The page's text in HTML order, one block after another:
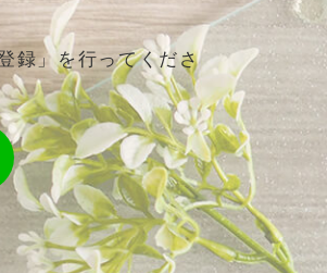
録」を行ってくださ